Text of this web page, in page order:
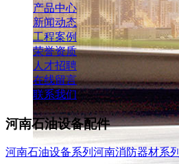
产品中心
新闻动态
工程案例
荣誉资质
人才招聘
在线留言
联系我们
河南石油设备配件
河南石油设备系列 河南消防器材系列